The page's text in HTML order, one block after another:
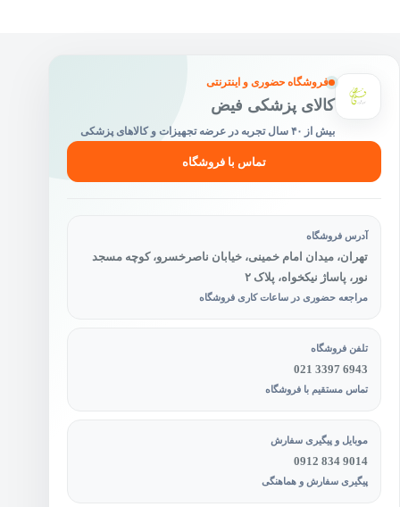
فروشگاه حضوری و اینترنتی
کالای پزشکی فیض
بیش از ۴۰ سال تجربه در عرضه تجهیزات و کالاهای پزشکی
تماس با فروشگاه
آدرس فروشگاه
تهران، میدان امام خمینی، خیابان ناصرخسرو، کوچه مسجد
نور، پاساژ نیکخواه، پلاک ۲
مراجعه حضوری در ساعات کاری فروشگاه
تلفن فروشگاه
021 3397 6943
تماس مستقیم با فروشگاه
موبایل و پیگیری سفارش
0912 834 9014
پیگیری سفارش و هماهنگی